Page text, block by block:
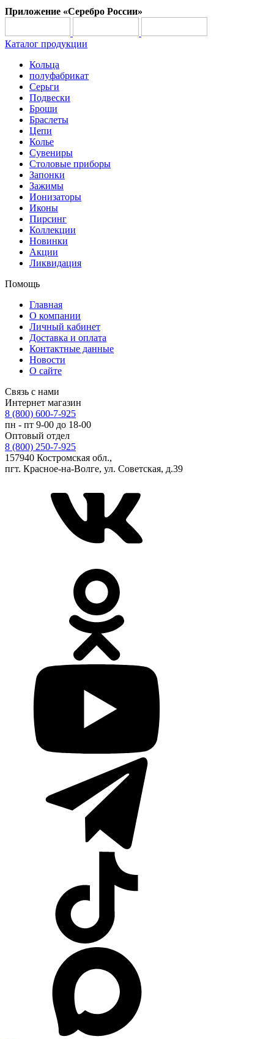
Приложение «Серебро России»
Каталог продукции
Кольца
полуфабрикат
Серьги
Подвески
Броши
Браслеты
Цепи
Колье
Сувениры
Столовые приборы
Запонки
Зажимы
Ионизаторы
Иконы
Пирсинг
Коллекции
Новинки
Акции
Ликвидация
Помощь
Главная
О компании
Личный кабинет
Доставка и оплата
Контактные данные
Новости
О сайте
Связь с нами
Интернет магазин
8 (800) 600-7-925
пн - пт 9-00 до 18-00
Оптовый отдел
8 (800) 250-7-925
157940 Костромская обл.,
пгт. Красное-на-Волге, ул. Советская, д.39